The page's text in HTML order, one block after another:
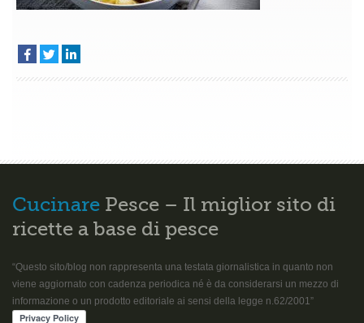
Cucinare Pesce – Il miglior sito di
ricette a base di pesce
“Questo sito/blog non rappresenta una testata giornalistica in quanto non
viene aggiornato con cadenza periodica né è da considerarsi un mezzo di
informazione o un prodotto editoriale ai sensi della legge n.62/2001”